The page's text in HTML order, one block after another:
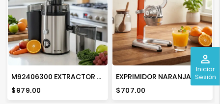
perm_identity
Iniciar
Sesión
M92406300 EXTRACTOR DE JUGOS LIQUA FRUIT 2000
Precio
$979.00
EXPRIMIDOR NARANJA CHICO AZTECA
Precio
$707.00